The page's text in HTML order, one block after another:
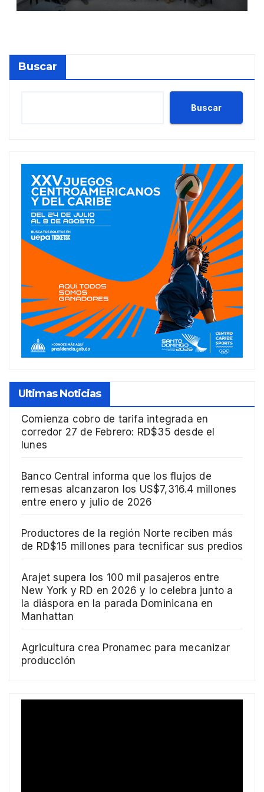
Buscar
Buscar
Ultimas Noticias
Comienza cobro de tarifa integrada en
corredor 27 de Febrero: RD$35 desde el
lunes
Banco Central informa que los flujos de
remesas alcanzaron los US$7,316.4 millones
entre enero y julio de 2026
Productores de la región Norte reciben más
de RD$15 millones para tecnificar sus predios
Arajet supera los 100 mil pasajeros entre
New York y RD en 2026 y lo celebra junto a
la diáspora en la parada Dominicana en
Manhattan
Agricultura crea Pronamec para mecanizar
producción